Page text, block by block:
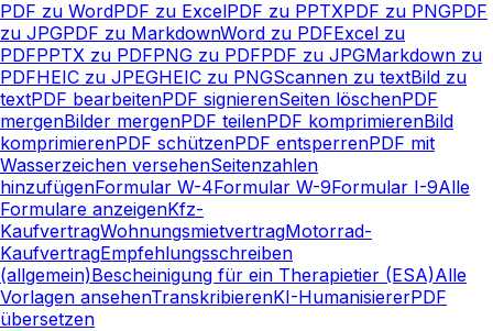
PDF zu WordPDF zu ExcelPDF zu PPTXPDF zu PNGPDF
zu JPGPDF zu MarkdownWord zu PDFExcel zu
PDFPPTX zu PDFPNG zu PDFPDF zu JPGMarkdown zu
PDFHEIC zu JPEGHEIC zu PNGScannen zu textBild zu
textPDF bearbeitenPDF signierenSeiten löschenPDF
mergenBilder mergenPDF teilenPDF komprimierenBild
komprimierenPDF schützenPDF entsperrenPDF mit
Wasserzeichen versehenSeitenzahlen
hinzufügenFormular W-4Formular W-9Formular I-9Alle
Formulare anzeigenKfz-
KaufvertragWohnungsmietvertragMotorrad-
KaufvertragEmpfehlungsschreiben
(allgemein)Bescheinigung für ein Therapietier (ESA)Alle
Vorlagen ansehenTranskribierenKI-HumanisiererPDF
übersetzen